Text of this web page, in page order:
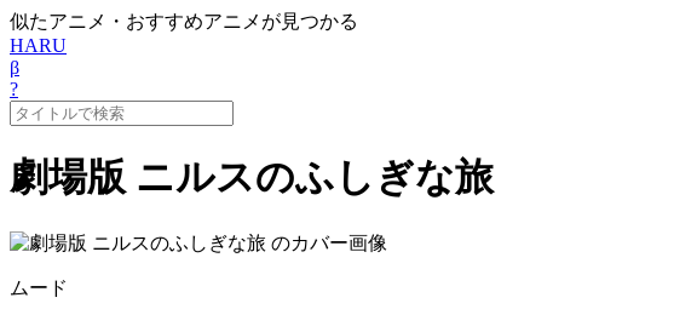
似たアニメ・おすすめアニメが見つかる
HARU
β
?
劇場版 ニルスのふしぎな旅
ムード